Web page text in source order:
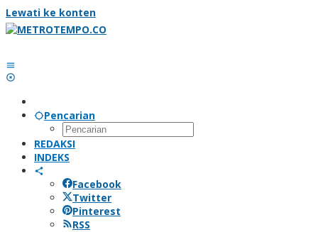
Lewati ke konten
Pencarian
REDAKSI
INDEKS
Facebook
Twitter
Pinterest
RSS